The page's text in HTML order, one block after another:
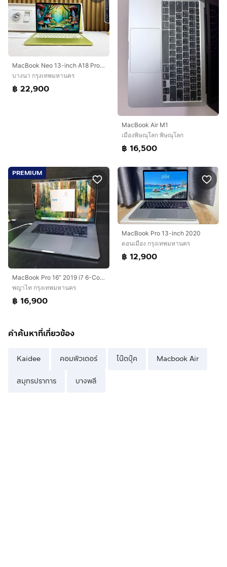
MacBook Neo 13-inch A18 Pro Ram8GB SSD512 Citrus รหัสสินค้า M003
บางนา กรุงเทพมหานคร
฿ 22,900
MacBook Air M1
เมืองพิษณุโลก พิษณุโลก
฿ 16,500
PREMIUM
MacBook Pro 16” 2019 i7 6-Core RAM 16GB SSD 512GB Retina 3072x1920 Cycle 191
พญาไท กรุงเทพมหานคร
฿ 16,900
MacBook Pro 13-inch 2020
ดอนเมือง กรุงเทพมหานคร
฿ 12,900
คำค้นหาที่เกี่ยวข้อง
Kaidee คอมพิวเตอร์ โน๊ตบุ๊ค Macbook Air
สมุทรปราการ บางพลี